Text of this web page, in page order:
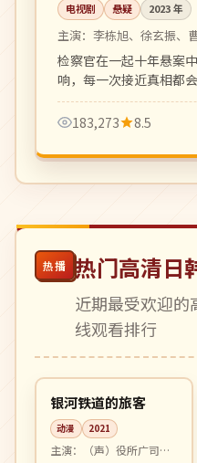
电视剧 悬疑 2023年
主演： 李栋旭、徐玄振、
检察官在一起十年悬案
响，每一次接近真相都
密集，悬疑迷必看的硬
183,273
8.5
热播 热门高清日
近期最受欢迎的
线观看排行
日本
4K 99:58
银河铁道的旅客
动漫 2021
主演：
（声）役所广司、